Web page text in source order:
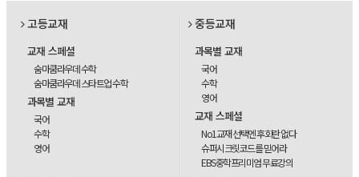
고등교재
교재 스페셜
숨마쿰라우데 수학
숨마쿰라우데 스타트업 수학
과목별 교재
국어
수학
영어
중등교재
과목별 교재
국어
수학
영어
교재 스페셜
No1교재 선택엔 후회란 없다
슈퍼시크릿코드를 믿어라
EBS중학프리미엄 무료강의